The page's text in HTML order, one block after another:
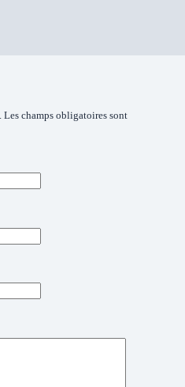
Les champs obligatoires sont